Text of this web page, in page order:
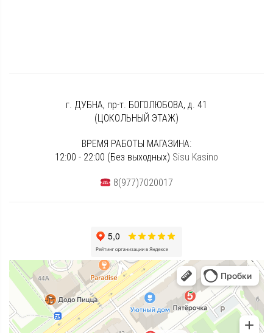
г. ДУБНА, пр-т. БОГОЛЮБОВА, д. 41
(ЦОКОЛЬНЫЙ ЭТАЖ)
ВРЕМЯ РАБОТЫ МАГАЗИНА:
12:00 - 22:00 (Без выходных) Sisu Kasino
8(977)7020017